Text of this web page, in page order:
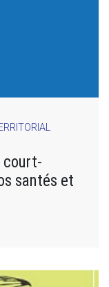
court-
santés et